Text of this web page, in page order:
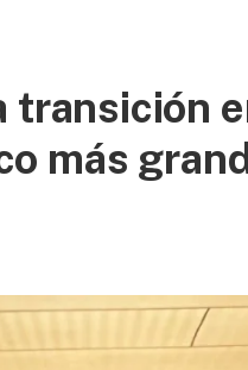
transición
más